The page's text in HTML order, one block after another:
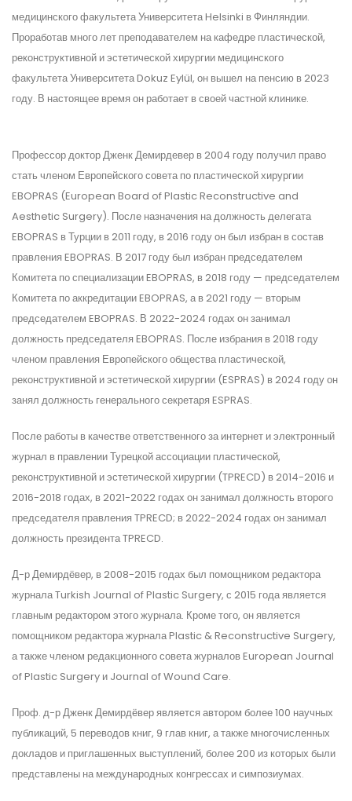
медицинского факультета Университета Helsinki в Финляндии.
Проработав много лет преподавателем на кафедре пластической,
реконструктивной и эстетической хирургии медицинского
факультета Университета Dokuz Eylül, он вышел на пенсию в 2023
году. В настоящее время он работает в своей частной клинике.
Профессор доктор Дженк Демирдевер в 2004 году получил право
стать членом Европейского совета по пластической хирургии
EBOPRAS (European Board of Plastic Reconstructive and
Aesthetic Surgery). После назначения на должность делегата
EBOPRAS в Турции в 2011 году, в 2016 году он был избран в состав
правления EBOPRAS. В 2017 году был избран председателем
Комитета по специализации EBOPRAS, в 2018 году — председателем
Комитета по аккредитации EBOPRAS, а в 2021 году — вторым
председателем EBOPRAS. В 2022-2024 годах он занимал
должность председателя EBOPRAS. После избрания в 2018 году
членом правления Европейского общества пластической,
реконструктивной и эстетической хирургии (ESPRAS) в 2024 году он
занял должность генерального секретаря ESPRAS.
После работы в качестве ответственного за интернет и электронный
журнал в правлении Турецкой ассоциации пластической,
реконструктивной и эстетической хирургии (TPRECD) в 2014-2016 и
2016-2018 годах, в 2021-2022 годах он занимал должность второго
председателя правления TPRECD; в 2022-2024 годах он занимал
должность президента TPRECD.
Д-р Демирдёвер, в 2008-2015 годах был помощником редактора
журнала Turkish Journal of Plastic Surgery, с 2015 года является
главным редактором этого журнала. Кроме того, он является
помощником редактора журнала Plastic & Reconstructive Surgery,
а также членом редакционного совета журналов European Journal
of Plastic Surgery и Journal of Wound Care.
Проф. д-р Дженк Демирдёвер является автором более 100 научных
публикаций, 5 переводов книг, 9 глав книг, а также многочисленных
докладов и приглашенных выступлений, более 200 из которых были
представлены на международных конгрессах и симпозиумах.